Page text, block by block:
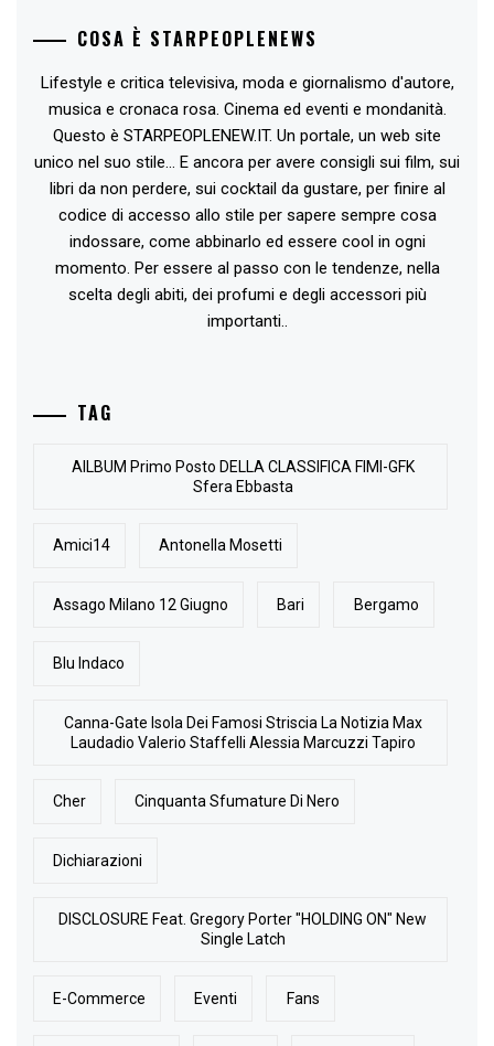
COSA È STARPEOPLENEWS
Lifestyle e critica televisiva, moda e giornalismo d'autore,
musica e cronaca rosa. Cinema ed eventi e mondanità.
Questo è STARPEOPLENEW.IT. Un portale, un web site
unico nel suo stile... E ancora per avere consigli sui film, sui
libri da non perdere, sui cocktail da gustare, per finire al
codice di accesso allo stile per sapere sempre cosa
indossare, come abbinarlo ed essere cool in ogni
momento. Per essere al passo con le tendenze, nella
scelta degli abiti, dei profumi e degli accessori più
importanti..
TAG
AlLBUM Primo Posto DELLA CLASSIFICA FIMI-GFK
Sfera Ebbasta
Amici14 Antonella Mosetti
Assago Milano 12 Giugno Bari Bergamo
Blu Indaco
Canna-Gate Isola Dei Famosi Striscia La Notizia Max
Laudadio Valerio Staffelli Alessia Marcuzzi Tapiro
Cher Cinquanta Sfumature Di Nero
Dichiarazioni
DISCLOSURE Feat. Gregory Porter "HOLDING ON" New
Single Latch
E-Commerce Eventi Fans